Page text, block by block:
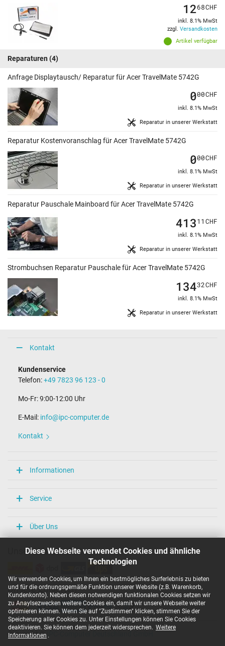
Diese Webseite verwendet Cookies und ähnliche
Technologien
Wir verwenden Cookies, um Ihnen ein bestmögliches Surferlebnis zu bieten
und für die ordnungsgemäße Funktion unserer Website (z.B. Warenkorb,
Kundenkonto). Neben diesen notwendigen funktionalen Cookies setzen wir
zu Anaylsezwecken weitere Cookies ein, damit wir unsere Webseite weiter
optimieren können. Wenn Sie auf "Zustimmen" klicken, stimmen Sie der
Speicherung aller Cookies zu. Unter Einstellungen können Sie Cookies
deaktivieren. Sie können dem jederzeit widersprechen. Weitere
Informationen .
Artikel verfügbar
1268CHF
inkl. 8.1% MwSt
zzgl. Versandkosten
Reparaturen (4)
Anfrage Displaytausch/ Reparatur für Acer TravelMate 5742G
Reparatur in unserer Werkstatt
000CHF
inkl. 8.1% MwSt
Reparatur Kostenvoranschlag für Acer TravelMate 5742G
Reparatur in unserer Werkstatt
000CHF
inkl. 8.1% MwSt
Reparatur Pauschale Mainboard für Acer TravelMate 5742G
Reparatur in unserer Werkstatt
41311 CHF
inkl. 8.1% MwSt
Strombuchsen Reparatur Pauschale für Acer TravelMate 5742G
Reparatur in unserer Werkstatt
13432CHF
inkl. 8.1% MwSt
Kontakt
Kundenservice
Telefon:+49 7823 96 123 - 0
Mo-Fr: 9:00-12:00 Uhr
E-Mail: info@ipc-computer.de
Kontakt
Informationen
Service
Über Uns
Unsere Versandarten
Unsere Zahlarten
Copyright ©